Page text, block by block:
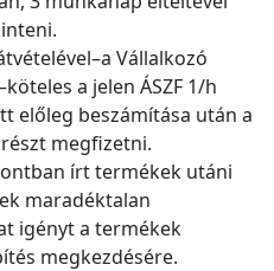
Vállalkozó
a jelen ÁSZF 1/h
előleg beszámítása után a
megfizetni.
írt termékek utáni
maradéktalan
igényt a termékek
megkezdésére.